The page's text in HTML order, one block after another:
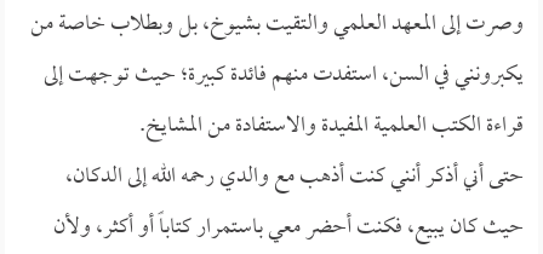
وصرت إلى المعهد العلمي والتقيت بشيوخ، بل وبطلاب خاصة من
يكبرونني في السن، استفدت منهم فائدة كبيرة؛ حيث توجهت إلى
قراءة الكتب العلمية المفيدة والاستفادة من المشايخ.
حتى أني أذكر أنني كنت أذهب مع والدي رحمه الله إلى الدكان،
حيث كان يبيع، فكنت أحضر معي باستمرار كتاباً أو أكثر، ولأن